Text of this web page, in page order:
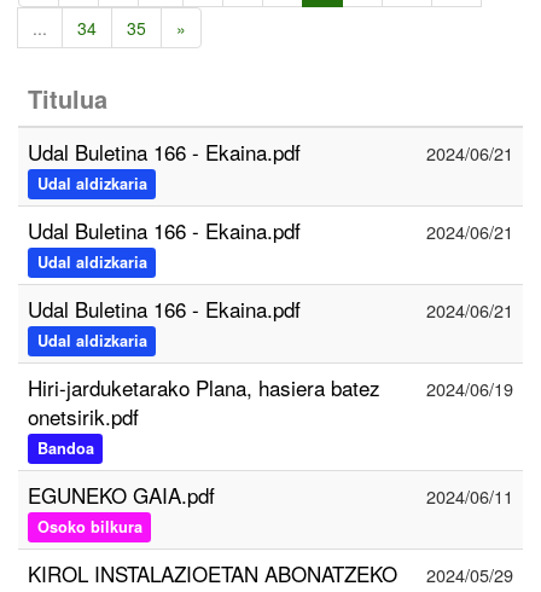
...
34 35 »
Titulua
Udal Buletina 166 - Ekaina.pdf
Udal aldizkaria
2024/06/21
Udal Buletina 166 - Ekaina.pdf
Udal aldizkaria
2024/06/21
Udal Buletina 166 - Ekaina.pdf
Udal aldizkaria
2024/06/21
Hiri-jarduketarako Plana, hasiera batez
onetsirik.pdf
Bandoa
2024/06/19
EGUNEKO GAIA.pdf
Osoko bilkura
2024/06/11
KIROL INSTALAZIOETAN ABONATZEKO
2024/05/29